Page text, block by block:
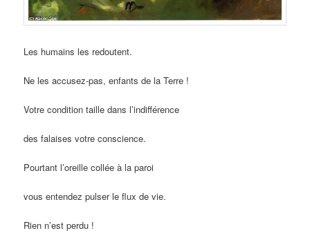
Les humains les redoutent.
Ne les accusez-pas, enfants de la Terre !
Votre condition taille dans l’indifférence
des falaises votre conscience.
Pourtant l’oreille collée à la paroi
vous entendez pulser le flux de vie.
Rien n’est perdu !